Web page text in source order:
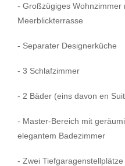
- Großzügiges Wohnzimmer
Meerblickterrasse
- Separater Designerküche
- 3 Schlafzimmer
- 2 Bäder (eins davon en
- Master-Bereich mit
elegantem Badezimmer
- Zwei Tiefgaragenstellplätze